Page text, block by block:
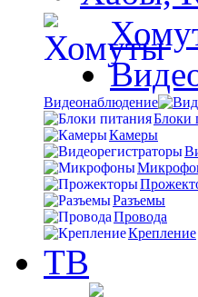
Видеонаблюдение
Блоки
Камеры
Разъемы
Провода
Крепление
ТВ